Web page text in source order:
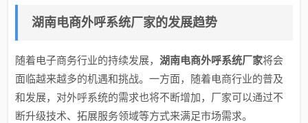
湖南电商外呼系统厂家的发展趋势
随着电子商务行业的持续发展，湖南电商外呼系统厂家将会
面临越来越多的机遇和挑战。一方面，随着电商行业的普及
和发展，对外呼系统的需求也将不断增加，厂家可以通过不
断升级技术、拓展服务领域等方式来满足市场需求。